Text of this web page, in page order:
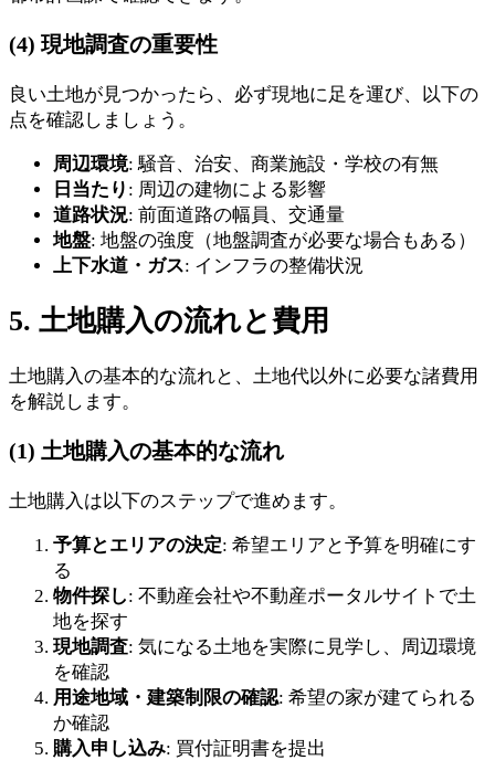
(4) 現地調査の重要性
良い土地が見つかったら、必ず現地に足を運び、以下の
点を確認しましょう。
周辺環境: 騒音、治安、商業施設・学校の有無
日当たり : 周辺の建物による影響
道路状況: 前面道路の幅員、交通量
地盤: 地盤の強度（地盤調査が必要な場合もある）
上下水道・ガス: インフラの整備状況
5. 土地購入の流れと費用
土地購入の基本的な流れと、土地代以外に必要な諸費用
を解説します。
(1) 土地購入の基本的な流れ
土地購入は以下のステップで進めます。
予算とエリアの決定: 希望エリアと予算を明確にす
る
物件探し: 不動産会社や不動産ポータルサイトで土
地を探す
現地調査: 気になる土地を実際に見学し、周辺環境
を確認
用途地域・建築制限の確認: 希望の家が建てられる
か確認
購入申し込み: 買付証明書を提出